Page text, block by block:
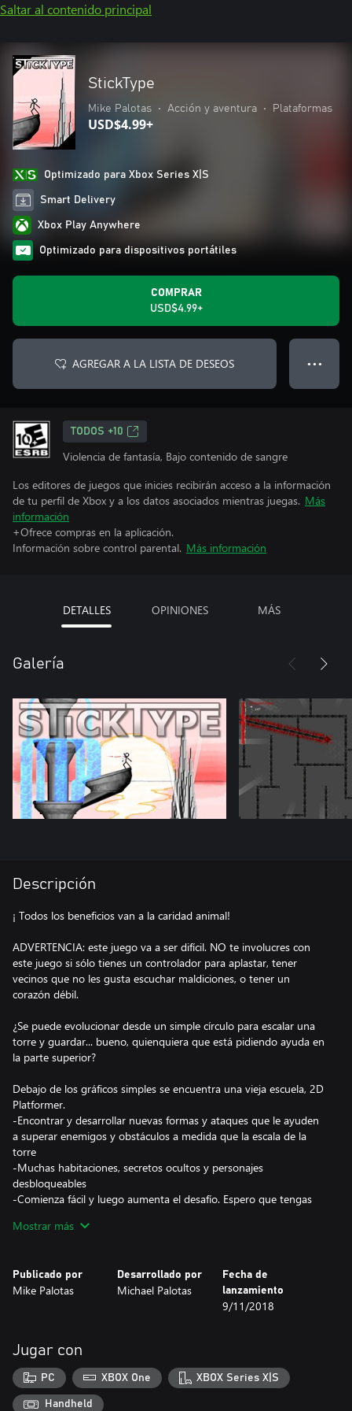
Saltar al contenido principal
StickType
Mike Palotas • Acción y aventura • Plataformas
USD$4.99+
Optimizado para Xbox Series X|S
Smart Delivery
Xbox Play Anywhere
Optimizado para dispositivos portátiles
COMPRAR
USD$4.99+
AGREGAR A LA LISTA DE DESEOS ● ● ●
TODOS +10
Violencia de fantasía, Bajo contenido de sangre
Los editores de juegos que inicies recibirán acceso a la información
de tu perfil de Xbox y a los datos asociados mientras juegas. Más
información
+Ofrece compras en la aplicación.
Información sobre control parental. Más información
DETALLES OPINIONES MÁS
Galería
Descripción
¡ Todos los beneficios van a la caridad animal!
ADVERTENCIA: este juego va a ser difícil. NO te involucres con
este juego si sólo tienes un controlador para aplastar, tener
vecinos que no les gusta escuchar maldiciones, o tener un
corazón débil.
¿Se puede evolucionar desde un simple círculo para escalar una
torre y guardar... bueno, quienquiera que está pidiendo ayuda en
la parte superior?
Debajo de los gráficos simples se encuentra una vieja escuela, 2D
Platformer.
-Encontrar y desarrollar nuevas formas y ataques que le ayuden
a superar enemigos y obstáculos a medida que la escala de la
torre
-Muchas habitaciones, secretos ocultos y personajes
desbloqueables
-Comienza fácil y luego aumenta el desafío. Espero que tengas
-Si llegas a la cima de la torre... bueno, ¿es el final del juego, o
Mostrar más
Publicado por
Mike Palotas
Desarrollado por
Michael Palotas
Fecha de
lanzamiento
9/11/2018
Jugar con
PC XBOX One XBOX Series X|S
Handheld